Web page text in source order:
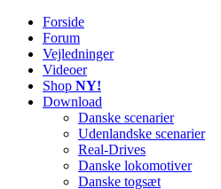
Railworks Danmark
Det danske site om Train Simulator
Forside
Forum
Vejledninger
Videoer
Shop NY!
Download
Danske scenarier
Udenlandske scenarier
Real-Drives
Danske lokomotiver
Danske togsæt